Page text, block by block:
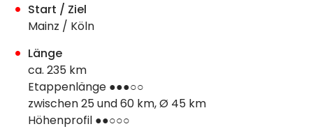
Start / Ziel
Mainz / Köln
Länge
ca. 235 km
Etappenlänge ●●●○○
zwischen 25 und 60 km, Ø 45 km
Höhenprofil ●●○○○